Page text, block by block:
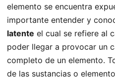
elemento se encuentra
importante entender y
latente el cual se refiere al
poder llegar a provocar un
completo de un elemento.
de las sustancias o